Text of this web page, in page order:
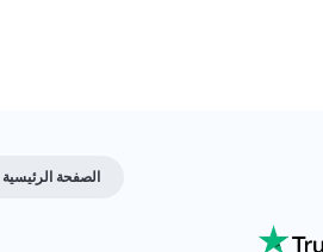
الصفحة الرئيسية